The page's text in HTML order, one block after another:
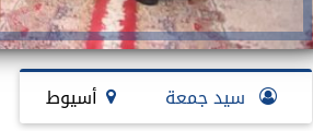
سيد جمعة أسيوط